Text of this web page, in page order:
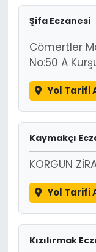
Şifa Eczanesi
Cömertler
No:50 A
Yol Tarifi
Kaymakçı
KORGUN
Yol Tarifi
Kızılırmak